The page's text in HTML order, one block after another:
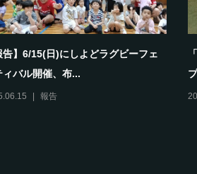
告】6/15(日)にしよどラグビーフェ
ィバル開催、布...
報告